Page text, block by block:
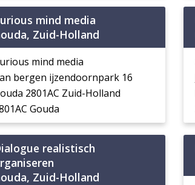
mind media
Zuid-Holland
mind media
bergen ijzendoornpark 16
2801AC Zuid-Holland
Gouda
realistisch
Zuid-Holland